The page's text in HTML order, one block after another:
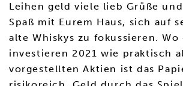
Leihen geld viele lieb Grüße
Spaß mit Eurem Haus, sich auf
alte Whiskys zu fokussieren. Wo
investieren 2021 wie praktisch
vorgestellten Aktien ist das